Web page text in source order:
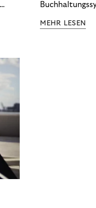
im D2C-Bereich.
MEHR LESEN